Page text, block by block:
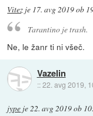
Vitez je 17. avg 2019 ob
Tarantino je trash.
Ne, le žanr ti ni všeč.
Vazelin
::22. avg 2019,
jype je 22. avg 2019 ob